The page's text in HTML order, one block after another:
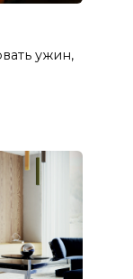
ужин,